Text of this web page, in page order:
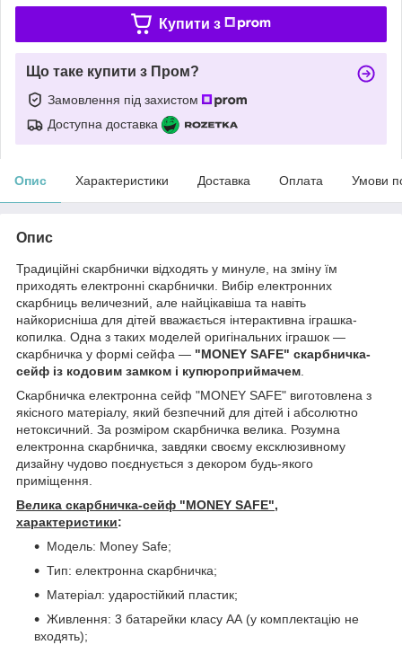
Купити з
Що таке купити з Пром?
Замовлення під захистом
Доступна доставка
Опис Характеристики Доставка Оплата Умови
Опис
Традиційні скарбнички відходять у минуле, на зміну їм
приходять електронні скарбнички. Вибір електронних
скарбниць величезний, але найцікавіша та навіть
найкорисніша для дітей вважається інтерактивна іграшка-
копилка. Одна з таких моделей оригінальних іграшок —
скарбничка у формі сейфа — "MONEY SAFE" скарбничка-
сейф із кодовим замком і купюроприймачем
Скарбничка електронна сейф "MONEY SAFE" виготовлена з
якісного матеріалу, який безпечний для дітей і абсолютно
нетоксичний. За розміром скарбничка велика. Розумна
електронна скарбничка, завдяки своєму ексклюзивному
дизайну чудово поєднується з декором будь-якого
приміщення.
Велика скарбничка-сейф "MONEY SAFE",
характеристики:
Модель: Money Safe;
Тип: електронна скарбничка;
Матеріал: ударостійкий пластик;
Живлення: 3 батарейки класу АА (у комплектацію не
входять);